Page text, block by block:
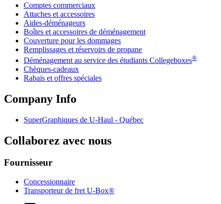
Comptes commerciaux
Attaches et accessoires
Aides-déménageurs
Boîtes et accessoires de déménagement
Couverture pour les dommages
Remplissages et réservoirs de propane
Déménagement au service des étudiants Collegeboxes®
Chèques-cadeaux
Rabais et offres spéciales
Company Info
SuperGraphiques de U-Haul - Québec
Collaborez avec nous
Fournisseur
Concessionnaire
Transporteur de fret U-Box®